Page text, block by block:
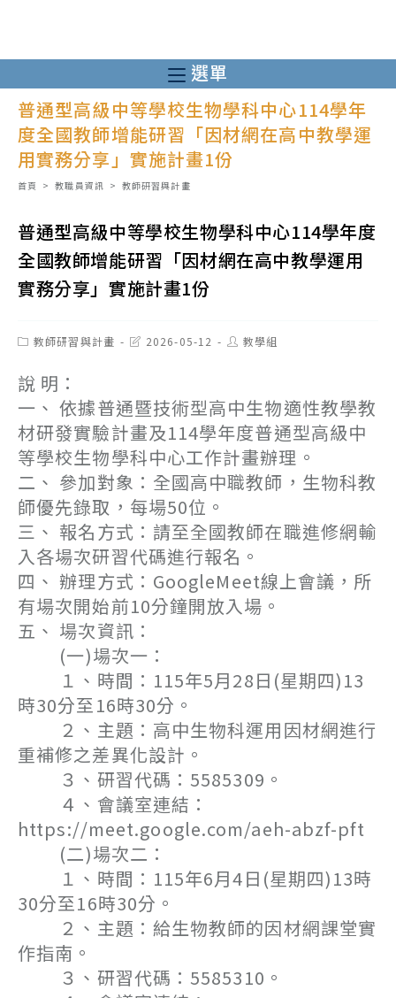
至
主
內
容
選單
普通型高級中等學校生物學科中心114學年
度全國教師增能研習「因材網在高中教學運
用實務分享」實施計畫1份
首頁 > 教職員資訊 > 教師研習與計畫
普通型高級中等學校生物學科中心114學年度
全國教師增能研習「因材網在高中教學運用
實務分享」實施計畫1份
Post教師研習與計畫
Post2026-05-12
Post教學組
說 明：
一、 依據普通暨技術型高中生物適性教學教
材研發實驗計畫及114學年度普通型高級中
等學校生物學科中心工作計畫辦理。
二、 參加對象：全國高中職教師，生物科教
師優先錄取，每場50位。
三、 報名方式：請至全國教師在職進修網輸
入各場次研習代碼進行報名。
四、 辦理方式：GoogleMeet線上會議，所
有場次開始前10分鐘開放入場。
五、 場次資訊：
(一)場次一：
１、時間：115年5月28日(星期四)13
時30分至16時30分。
２、主題：高中生物科運用因材網進行
重補修之差異化設計。
３、研習代碼：5585309。
４、會議室連結：
https://meet.google.com/aeh-abzf-pft
(二)場次二：
１、時間：115年6月4日(星期四)13時
30分至16時30分。
２、主題：給生物教師的因材網課堂實
作指南。
３、研習代碼：5585310。